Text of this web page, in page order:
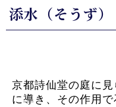
添水（そうず）
京都詩仙堂の庭に
に導き、その作用